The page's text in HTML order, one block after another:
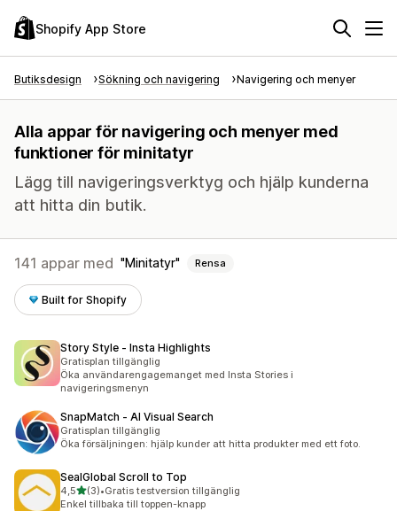
Shopify App Store
Butiksdesign Sökning och navigering Navigering och menyer
Alla appar för navigering och menyer med
funktioner för minitatyr
Lägg till navigeringsverktyg och hjälp kunderna
att hitta din butik.
141 appar med Minitatyr Rensa
Built for Shopify
Story Style ‑ Insta Highlights
Gratisplan tillgänglig
Öka användarengagemanget med Insta Stories i
navigeringsmenyn
SnapMatch ‑ AI Visual Search
Gratisplan tillgänglig
Öka försäljningen: hjälp kunder att hitta produkter med ett foto.
SealGlobal Scroll to Top
4,5av 5 stjärnor
(3)
3 recensioner totalt
•Gratis testversion tillgänglig
Enkel tillbaka till toppen-knapp